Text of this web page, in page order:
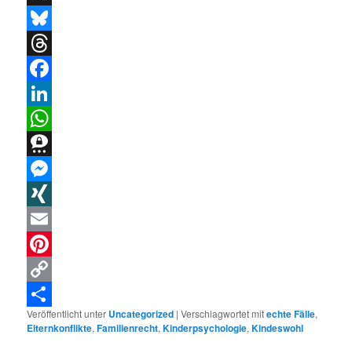
X
Bluesky
Threads
Facebook
LinkedIn
WhatsApp
Threema
Messenger
XING
Email
Pinterest
Copy
Link
Teilen
Veröffentlicht unter Uncategorized |Verschlagwortet mitechte Fälle,
Elternkonflikte,Familienrecht,Kinderpsychologie,Kindeswohl